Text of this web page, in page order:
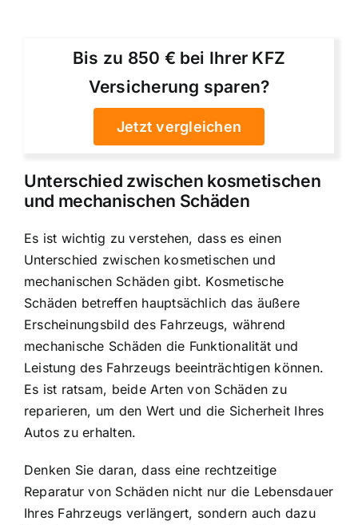
Bis zu 850 € bei Ihrer KFZ
Versicherung sparen?
Jetzt vergleichen
Unterschied zwischen kosmetischen
und mechanischen Schäden
Es ist wichtig zu verstehen, dass es einen
Unterschied zwischen kosmetischen und
mechanischen Schäden gibt. Kosmetische
Schäden betreffen hauptsächlich das äußere
Erscheinungsbild des Fahrzeugs, während
mechanische Schäden die Funktionalität und
Leistung des Fahrzeugs beeinträchtigen können.
Es ist ratsam, beide Arten von Schäden zu
reparieren, um den Wert und die Sicherheit Ihres
Autos zu erhalten.
Denken Sie daran, dass eine rechtzeitige
Reparatur von Schäden nicht nur die Lebensdauer
Ihres Fahrzeugs verlängert, sondern auch dazu